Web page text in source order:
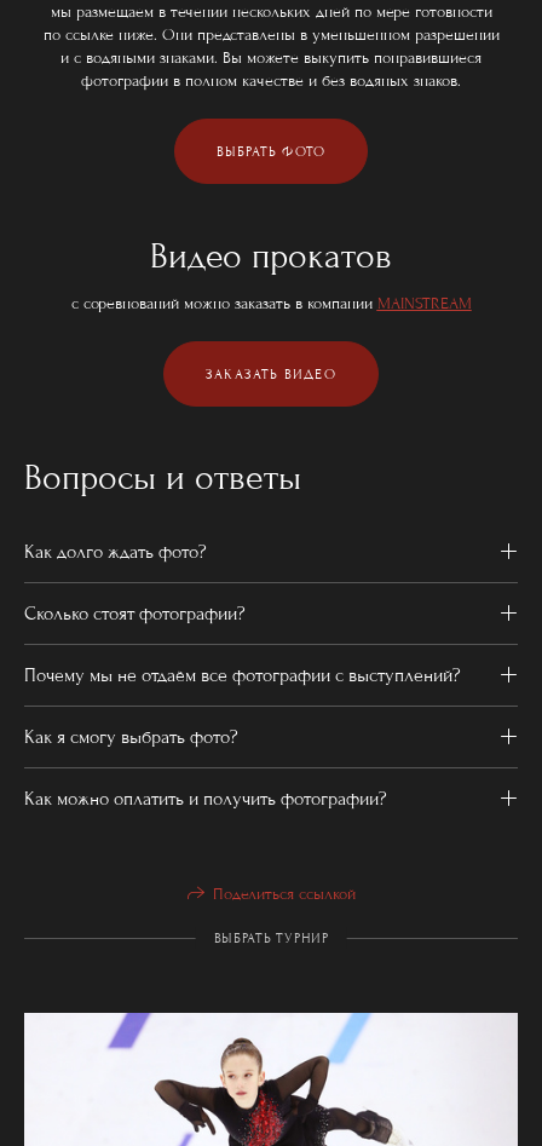
мы размещаем в течении нескольких дней по мере готовности
по ссылке ниже. Они представлены в уменьшенном разрешении
и с водяными знаками. Вы можете выкупить понравившиеся
фотографии в полном качестве и без водяных знаков.
ВЫБРАТЬ ФОТО
Видео прокатов
с соревнований можно заказать в компании MAINSTREAM
ЗАКАЗАТЬ ВИДЕО
Вопросы и ответы
Как долго ждать фото?
Сколько стоят фотографии?
Почему мы не отдаём все фотографии с выступлений?
Как я смогу выбрать фото?
Как можно оплатить и получить фотографии?
Поделиться ссылкой
ВЫБРАТЬ ТУРНИР